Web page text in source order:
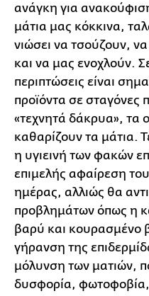
ανάγκη για
μάτια μας κόκκινα,
νιώσει να τσούζουν,
και να μας ενοχλούν.
περιπτώσεις είναι
προϊόντα σε
«τεχνητά δάκρυα», τα
καθαρίζουν τα μάτια.
η υγιεινή των φακών
επιμελής αφαίρεση
ημέρας, αλλιώς θα
προβλημάτων όπως η
βαρύ και κουρασμένο
γήρανση της
μόλυνση των ματιών,
δυσφορία, φωτοφοβία,